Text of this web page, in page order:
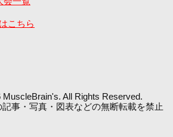
こちら
All Rights Reserved.
記事・写真・図表などの無断転載を禁止